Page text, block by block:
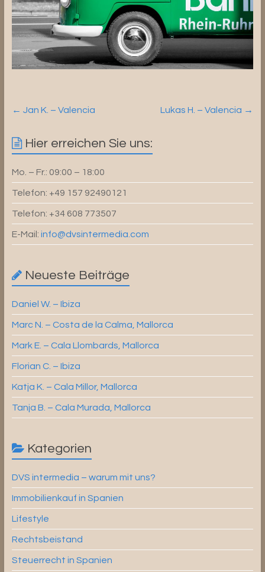
← Jan K. – Valencia Lukas H. – Valencia →
Hier erreichen Sie uns:
Mo. – Fr.: 09:00 – 18:00
Telefon: +49 157 92490121
Telefon: +34 608 773507
E-Mail: info@dvsintermedia.com
Neueste Beiträge
Daniel W. – Ibiza
Marc N. – Costa de la Calma, Mallorca
Mark E. – Cala Llombards, Mallorca
Florian C. – Ibiza
Katja K. – Cala Millor, Mallorca
Tanja B. – Cala Murada, Mallorca
Kategorien
DVS intermedia – warum mit uns?
Immobilienkauf in Spanien
Lifestyle
Rechtsbeistand
Steuerrecht in Spanien